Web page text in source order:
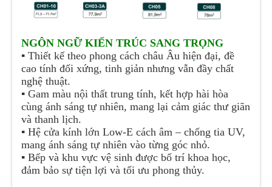
NGÔN NGỮ KIẾN TRÚC SANG TRỌNG
▪️Thiết kế theo phong cách châu Âu hiện đại, đề
cao tính đối xứng, tinh giản nhưng vẫn đầy chất
nghệ thuật.
▪️Gam màu nội thất trung tính, kết hợp hài hòa
cùng ánh sáng tự nhiên, mang lại cảm giác thư giãn
và thanh lịch.
▪️Hệ cửa kính lớn Low-E cách âm – chống tia UV,
mang ánh sáng tự nhiên vào từng góc nhỏ.
▪️Bếp và khu vực vệ sinh được bố trí khoa học,
đảm bảo sự tiện lợi và tối ưu phong thủy.